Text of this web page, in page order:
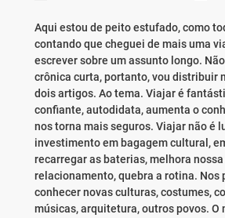
Aqui estou de peito estufado, como
contando que cheguei de mais uma
escrever sobre um assunto longo.
crônica curta, portanto, vou distribuir
dois artigos. Ao tema. Viajar é
confiante, autodidata, aumenta o
nos torna mais seguros. Viajar não é
investimento em bagagem cultural,
recarregar as baterias, melhora
relacionamento, quebra a rotina. Nos
conhecer novas culturas, costumes,
músicas, arquitetura, outros povos. O